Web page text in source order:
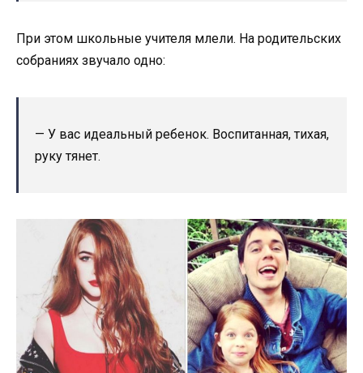
При этом школьные учителя млели. На родительских
собраниях звучало одно:
— У вас идеальный ребенок. Воспитанная, тихая,
руку тянет.